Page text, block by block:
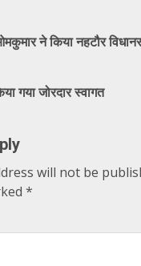
ने किया नहटौर
गया जोरदार स्वागत
will not be
*